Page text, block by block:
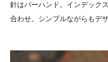
針はバーハンド。インデック
合わせ。シンプルながらもデ